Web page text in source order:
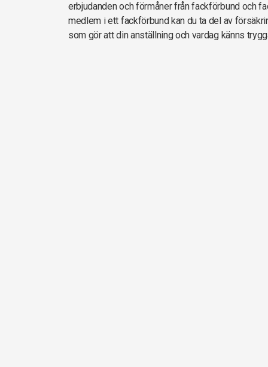
erbjudanden och förmåner från fackförbund och
medlem i ett fackförbund kan du ta del av
som gör att din anställning och vardag känns